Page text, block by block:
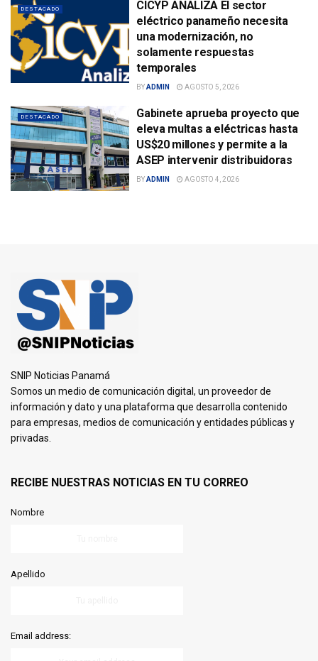
DESTACADO
CICYP ANALIZA El sector
eléctrico panameño necesita
una modernización, no
solamente respuestas
temporales
BYADMIN AGOSTO 5, 2026
DESTACADO
Gabinete aprueba proyecto que
eleva multas a eléctricas hasta
US$20 millones y permite a la
ASEP intervenir distribuidoras
BYADMIN AGOSTO 4, 2026
SNIP Noticias Panamá
Somos un medio de comunicación digital, un proveedor de
información y dato y una plataforma que desarrolla contenido
para empresas, medios de comunicación y entidades públicas y
privadas.
RECIBE NUESTRAS NOTICIAS EN TU CORREO
Nombre
Apellido
Email address: